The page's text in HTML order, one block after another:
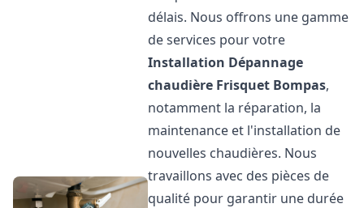
délais. Nous offrons une gamme
de services pour votre
Installation Dépannage
chaudière Frisquet Bompas,
notamment la réparation, la
maintenance et l'installation de
nouvelles chaudières. Nous
travaillons avec des pièces de
qualité pour garantir une durée